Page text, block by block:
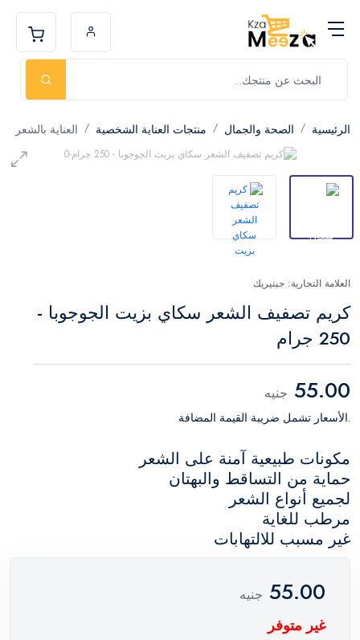
الرئيسية الصحة والجمال منتجات العناية الشخصية العناية بالشعر
العلامة التجارية: جينيريك
كريم تصفيف الشعر سكاي بزيت الجوجوبا -
250 جرام
55.00 جنيه
.الأسعار تشمل ضريبة القيمة المضافة
مكونات طبيعية آمنة على الشعر
حماية من التساقط والبهتان
لجميع أنواع الشعر
مرطب للغاية
غير مسبب للالتهابات
55.00 جنيه
غير متوفر